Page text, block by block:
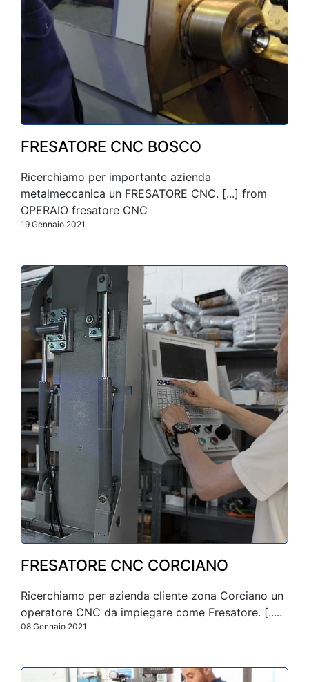
FRESATORE CNC BOSCO
Ricerchiamo per importante azienda
metalmeccanica un FRESATORE CNC. [...] from
OPERAIO fresatore CNC
19 Gennaio 2021
FRESATORE CNC CORCIANO
Ricerchiamo per azienda cliente zona Corciano un
operatore CNC da impiegare come Fresatore. [.....
08 Gennaio 2021